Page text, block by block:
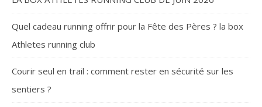
Quel cadeau running offrir pour la Fête des Pères ? la box
Athletes running club
Courir seul en trail : comment rester en sécurité sur les
sentiers ?